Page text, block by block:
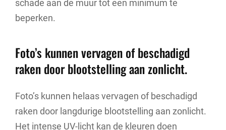
schade aan de muur tot een minimum te
beperken.
Foto’s kunnen vervagen of beschadigd
raken door blootstelling aan zonlicht.
Foto’s kunnen helaas vervagen of beschadigd
raken door langdurige blootstelling aan zonlicht.
Het intense UV-licht kan de kleuren doen